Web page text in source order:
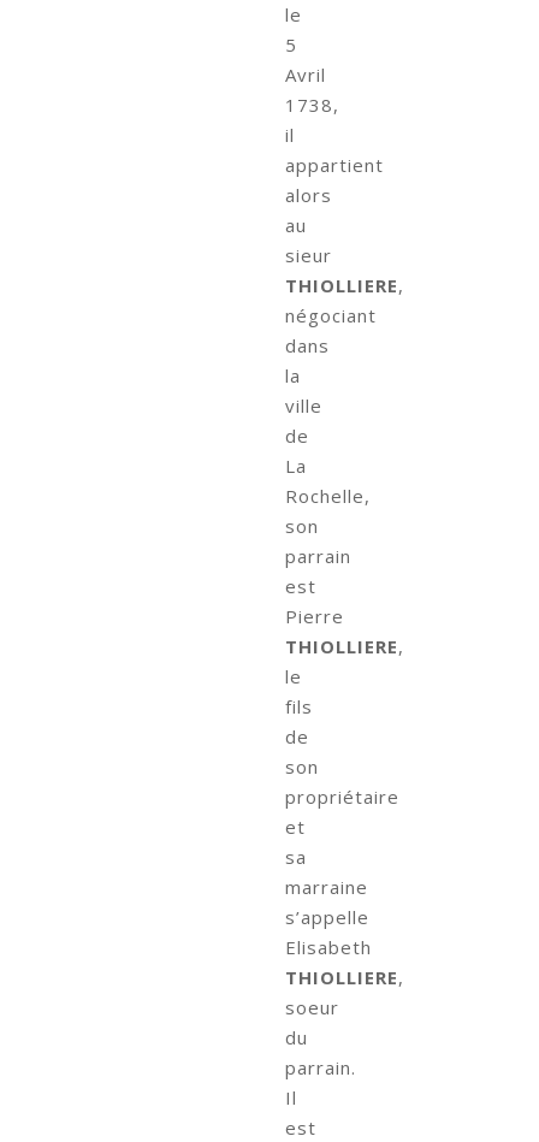
le
5
Avril
1738,
il
appartient
alors
au
sieur
THIOLLIERE,
négociant
dans
la
ville
de
La
Rochelle,
son
parrain
est
Pierre
THIOLLIERE,
le
fils
de
son
propriétaire
et
sa
marraine
s’appelle
Elisabeth
THIOLLIERE,
soeur
du
parrain.
Il
est